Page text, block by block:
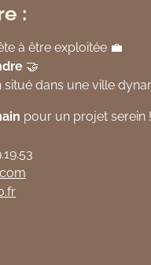
:
à être exploitée 💼
🤝
dans une ville
pour un projet serein !
.fr